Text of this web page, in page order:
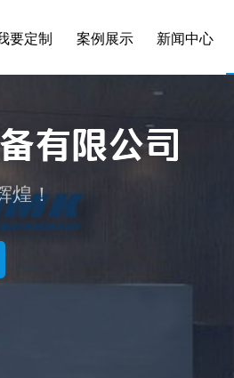
要定制 案例展示 新闻中心
煌！